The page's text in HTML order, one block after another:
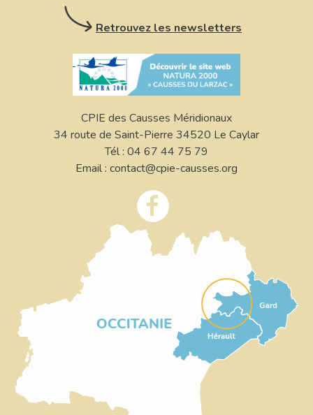
Retrouvez les newsletters
CPIE des Causses Méridionaux
34 route de Saint-Pierre 34520 Le Caylar
Tél : 04 67 44 75 79
Email : contact@cpie-causses.org